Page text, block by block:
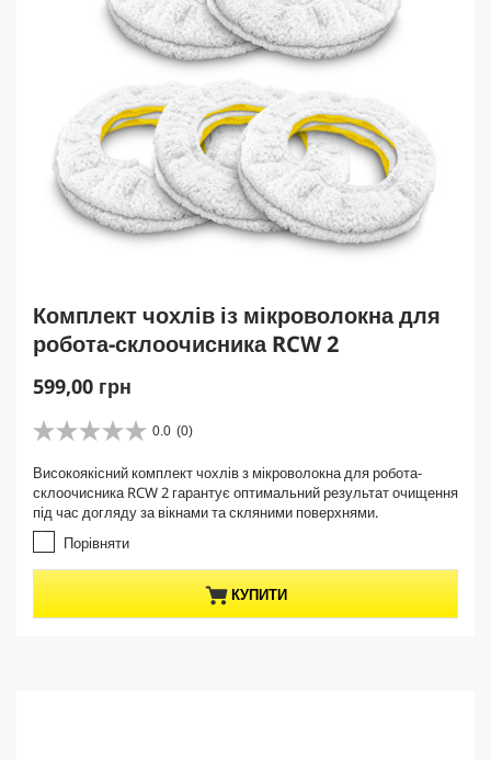
Комплект чохлів із мікроволокна для
робота-склоочисника RCW 2
C
r
e
n
t
p
r
o
d
599,00 грн
0.0 (0)
0
0
з
5
і
р
к
Високоякісний комплект чохлів з мікроволокна для робота-
склоочисника RCW 2 гарантує оптимальний результат очищення
під час догляду за вікнами та скляними поверхнями.
Порівняти
КУПИТИ